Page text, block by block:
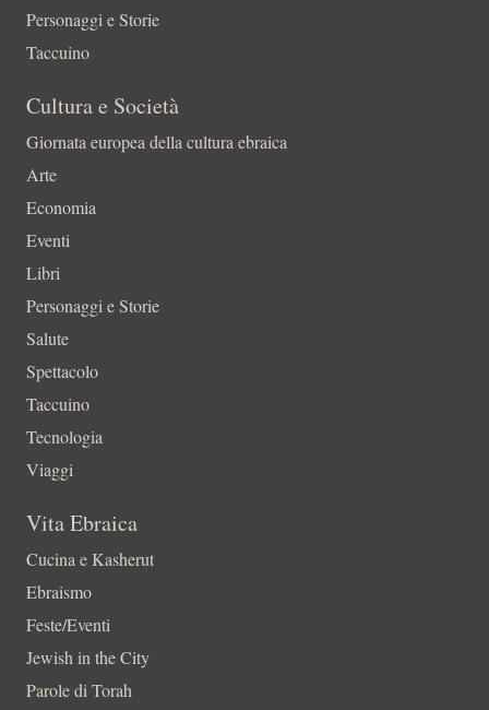
Personaggi e Storie
Taccuino
Cultura e Società
Giornata europea della cultura ebraica
Arte
Economia
Eventi
Libri
Personaggi e Storie
Salute
Spettacolo
Taccuino
Tecnologia
Viaggi
Vita Ebraica
Cucina e Kasherut
Ebraismo
Feste/Eventi
Jewish in the City
Parole di Torah